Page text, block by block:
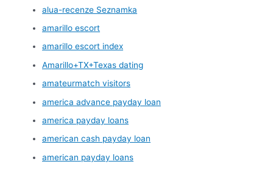
alua-recenze Seznamka
amarillo escort
amarillo escort index
Amarillo+TX+Texas dating
amateurmatch visitors
america advance payday loan
america payday loans
american cash payday loan
american payday loans